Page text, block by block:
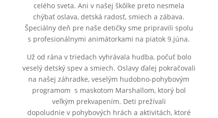
celého sveta. Ani v našej škôlke preto nesmela
chýbať oslava, detská radosť, smiech a zábava.
Špeciálny deň pre naše detičky sme pripravili spolu
s profesionálnymi animátorkami na piatok 9.júna.
Už od rána v triedach vyhrávala hudba, počuť bolo
veselý detský spev a smiech. Oslavy ďalej pokračovali
na našej záhradke, veselým hudobno-pohybovým
programom s maskotom Marshallom, ktorý bol
veľkým prekvapením. Deti prežívali
dopoludnie v pohybových hrách a aktivitách, ktoré